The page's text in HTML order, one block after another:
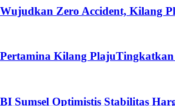
Wujudkan Zero Accident, Kilang
Pertamina Kilang
BI Sumsel Optimistis Stabilitas